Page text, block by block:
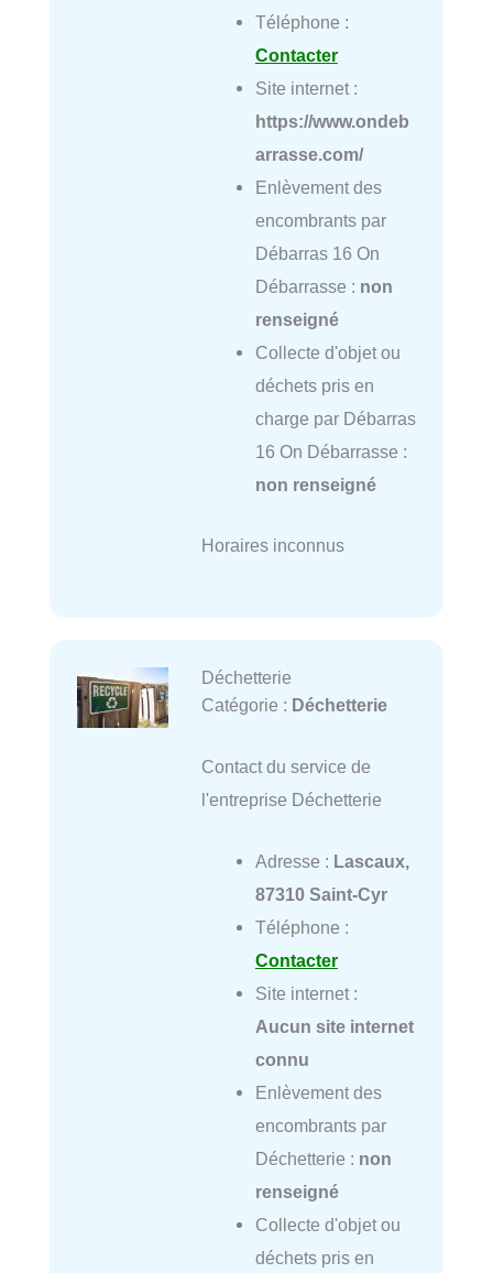
Téléphone :
Contacter
Site internet :
https://www.ondeb
arrasse.com/
Enlèvement des
encombrants par
Débarras 16 On
Débarrasse : non
renseigné
Collecte d'objet ou
déchets pris en
charge par Débarras
16 On Débarrasse :
non renseigné
Horaires inconnus
Déchetterie
Catégorie : Déchetterie
Contact du service de
l'entreprise Déchetterie
Adresse : Lascaux,
87310 Saint-Cyr
Téléphone :
Contacter
Site internet :
Aucun site internet
connu
Enlèvement des
encombrants par
Déchetterie : non
renseigné
Collecte d'objet ou
déchets pris en